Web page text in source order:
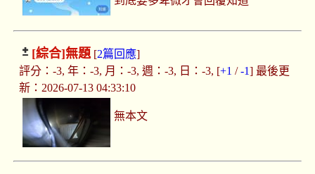
[綜合]無題[2篇回應]
評分：-3, 年：-3, 月：-3, 週：-3, 日：-3, [+1 /-1] 最後更
新：2026-07-13 04:33:10
無本文